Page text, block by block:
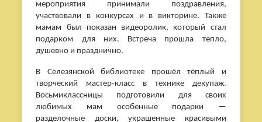
мероприятия принимали поздравления,
участвовали в конкурсах и в викторине. Также
мамам был показан видеоролик, который стал
подарком для них. Встреча прошла тепло,
душевно и празднично.
В Селезянской библиотеке прошёл тёплый и
творческий мастер‑класс в технике декупаж.
Восьмиклассницы подготовили для своих
любимых мам особенные подарки —
разделочные доски, украшенные красивыми